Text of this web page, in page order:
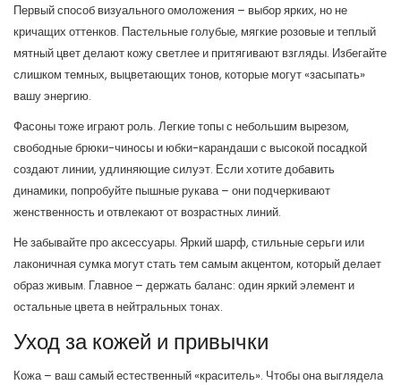
Первый способ визуального омоложения – выбор ярких, но не
кричащих оттенков. Пастельные голубые, мягкие розовые и теплый
мятный цвет делают кожу светлее и притягивают взгляды. Избегайте
слишком темных, выцветающих тонов, которые могут «засыпать»
вашу энергию.
Фасоны тоже играют роль. Легкие топы с небольшим вырезом,
свободные брюки-чиносы и юбки-карандаши с высокой посадкой
создают линии, удлиняющие силуэт. Если хотите добавить
динамики, попробуйте пышные рукава – они подчеркивают
женственность и отвлекают от возрастных линий.
Не забывайте про аксессуары. Яркий шарф, стильные серьги или
лаконичная сумка могут стать тем самым акцентом, который делает
образ живым. Главное – держать баланс: один яркий элемент и
остальные цвета в нейтральных тонах.
Уход за кожей и привычки
Кожа – ваш самый естественный «краситель». Чтобы она выглядела